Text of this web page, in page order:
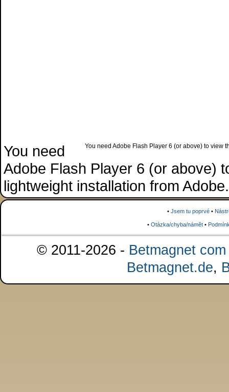
You need Adobe Flash Player 6 (or above) to view
You need
Adobe Flash Player 6 (or above)
lightweight installation from
• Jsem tu poprvé •
• Otázka/chyba/námět•
© 2011-2026 - Betmagnet
Betmagnet.de,